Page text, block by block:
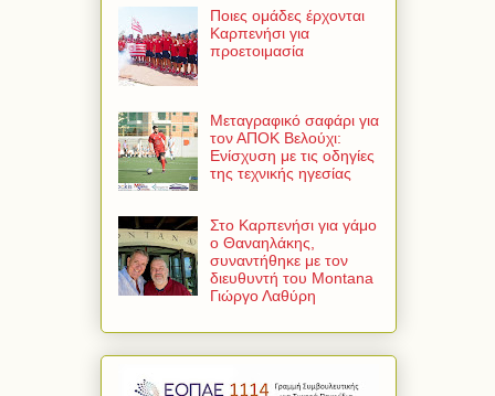
Ποιες ομάδες έρχονται
Καρπενήσι για
προετοιμασία
Μεταγραφικό σαφάρι για
τον ΑΠΟΚ Βελούχι:
Ενίσχυση με τις οδηγίες
της τεχνικής ηγεσίας
Στο Καρπενήσι για γάμο
ο Θαναηλάκης,
συναντήθηκε με τον
διευθυντή του Montana
Γιώργο Λαθύρη